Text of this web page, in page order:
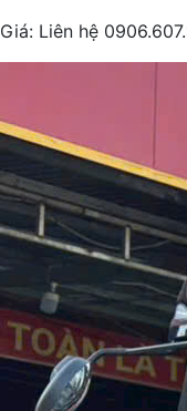
Giá: Liên hệ